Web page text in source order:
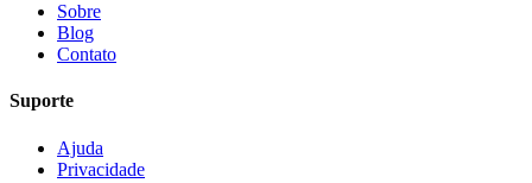
Sobre
Blog
Contato
Suporte
Ajuda
Privacidade